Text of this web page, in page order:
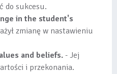
do sukcesu.
in the student's
zmianę w nastawieniu
and beliefs. - Jej
i przekonania.